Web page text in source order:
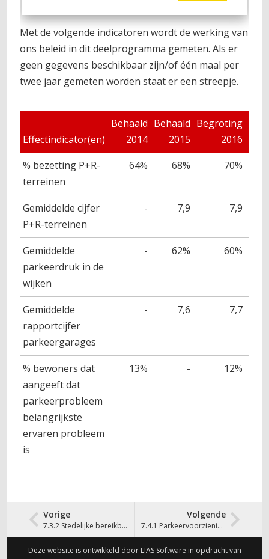
Met de volgende indicatoren wordt de werking van
ons beleid in dit deelprogramma gemeten. Als er
geen gegevens beschikbaar zijn/of één maal per
twee jaar gemeten worden staat er een streepje.
Effectindicator(en)
Behaald
2014
Behaald
2015
Begroting
2016
% bezetting P+R-
terreinen
64% 68% 70%
Gemiddelde cijfer
P+R-terreinen
- 7,9 7,9
Gemiddelde
parkeerdruk in de
wijken
- 62% 60%
Gemiddelde
rapportcijfer
parkeergarages
- 7,6 7,7
% bewoners dat
aangeeft dat
parkeerprobleem
belangrijkste
ervaren probleem
is
13% - 12%
Vorige
7.3.2 Stedelijke bereikbaarheid auto
Volgende
7.4.1 Parkeervoorzieningen
Deze website is ontwikkeld door LIAS Software in opdracht van